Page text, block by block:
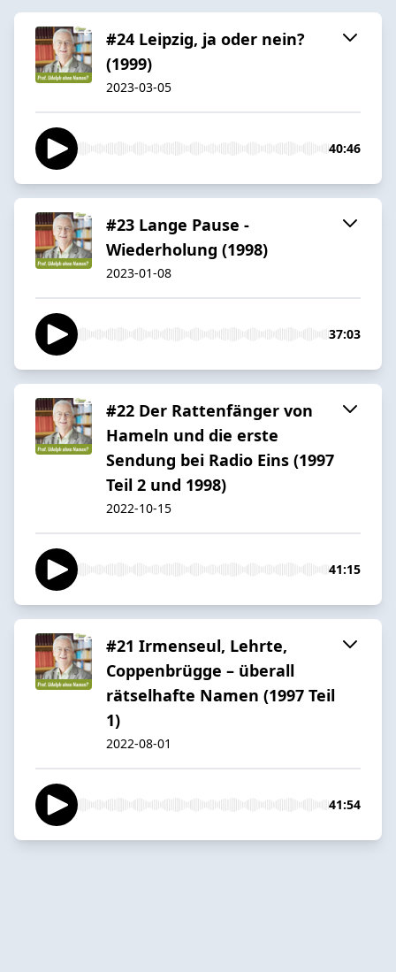
#24 Leipzig, ja oder nein?
(1999)
2023-03-05
40:46
#23 Lange Pause -
Wiederholung (1998)
2023-01-08
37:03
#22 Der Rattenfänger von
Hameln und die erste
Sendung bei Radio Eins (1997
Teil 2 und 1998)
2022-10-15
41:15
#21 Irmenseul, Lehrte,
Coppenbrügge – überall
rätselhafte Namen (1997 Teil
1)
2022-08-01
41:54